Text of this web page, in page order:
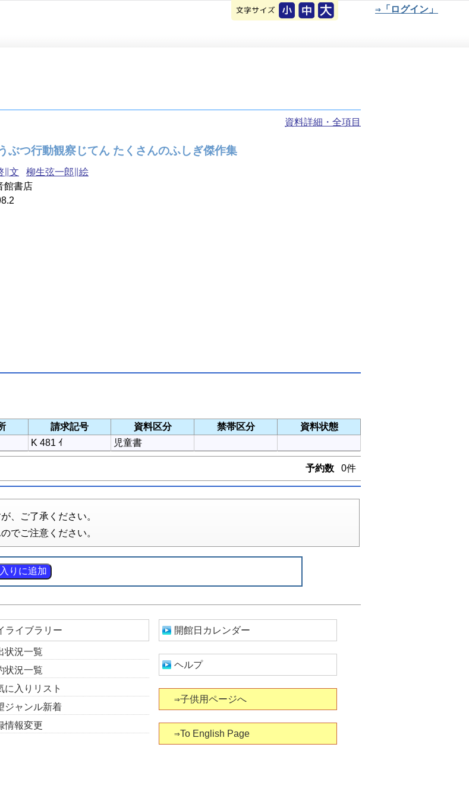
⇒「ログイン」
資料詳細・全項目
ぶつ行動観察じてん たくさんのふしぎ傑作集
∥文
柳生弦一郎∥絵
館書店
請求記号 資料区分 禁帯区分
資料状態
K 481 ｲ 児童書
予約数 0件
、ご了承ください。
でご注意ください。
ライブラリー
状況一覧
状況一覧
に入りリスト
ジャンル新着
情報変更
開館日カレンダー
ヘルプ
⇒子供用ページへ
⇒To English Page